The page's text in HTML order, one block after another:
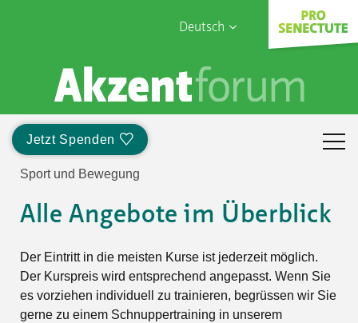
Deutsch
English
Français
Jetzt Spenden
Sophia Care
Sport und Bewegung
Alle Angebote im Überblick
Der Eintritt in die meisten Kurse ist jederzeit möglich.
Der Kurspreis wird entsprechend angepasst. Wenn Sie
es vorziehen individuell zu trainieren, begrüssen wir Sie
gerne zu einem Schnuppertraining in unserem